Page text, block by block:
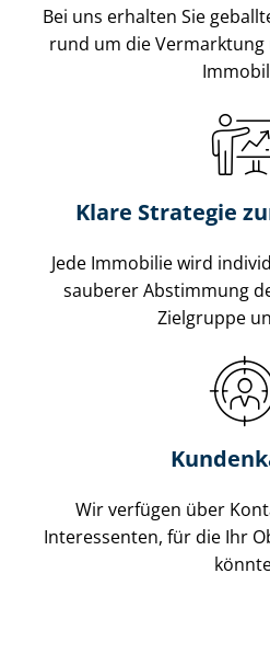
Bei uns erhalten Sie
rund um die
Klare Strategie
Jede Immobilie wird
sauberer Abstimmung
Zielgruppe
Wir verfügen über
Interessenten, für die Ihr